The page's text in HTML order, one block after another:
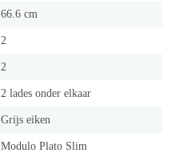
66.6 cm
2
2
2 lades onder elkaar
Grijs eiken
Modulo Plato Slim